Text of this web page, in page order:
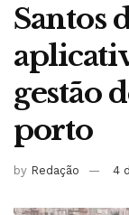
Santos
gestão
porto
by Redação 4